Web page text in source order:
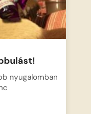
nyugalomban